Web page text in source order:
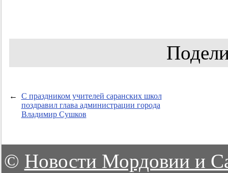
←
С праздником учителей саранских школ
поздравил глава администрации города
Владимир Сушков
© Новости Мордовии и